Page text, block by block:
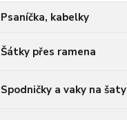
Psaníčka, kabelky
Šátky přes ramena
Spodničky a vaky na šaty